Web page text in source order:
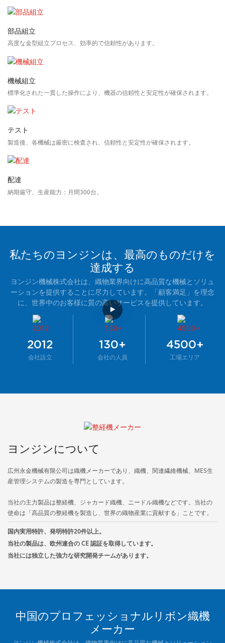
部品組立
高度な金型組立プロセス、効率的で信頼性があります。
機械組立
標準化された一貫した操作により、機器の信頼性と安定性が確保されます。
テスト
製造後、各機械は厳密に検査され、信頼性と安定性が確保されます。
配達
納期厳守、生産能力：月間300台。
私たちのヨンジンは、最高のものだけを
達成する
ヨンジン機械株式会社は、織物業界向けに高品質な機械とソリュ
ーションを提供することに尽力しています。「顧客満足」を理念
に、世界中のお客様に質の高いサービスを提供しています。
2012
会社設立
130+
会社の人員
4500+
工場エリア
ヨンジンについて
広州永金機械有限公司は織機メーカーであり、織機、関連繊維機械、MES生
産管理システムの製造を専門としています。
当社の主力製品は整経機、ジャカード織機、ニードル織機などです。当社の
使命は「高品質の整経機を製造し、世界の織物産業に貢献する」ことです。
国内実用特許、発明特許20件以上。
当社の製品は、欧州連合の CE 認証を取得しています。
当社には独立した強力な研究開発チームがあります。
中国のプロフェッショナルリボン織機
メーカー